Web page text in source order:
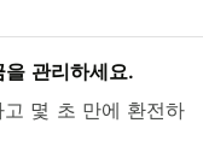
을 관리하세요.
몇 초 만에 환전하